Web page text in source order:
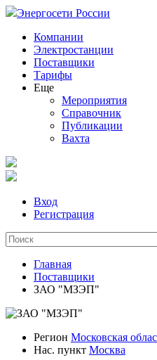
Энергосети России
Компании
Электростанции
Поставщики
Тарифы
Еще
Мероприятия
Справочник
Публикации
Вахта
Вход
Регистрация
Главная
Поставщики
ЗАО "МЗЭП"
Регион Московская
Нас. пункт Москва